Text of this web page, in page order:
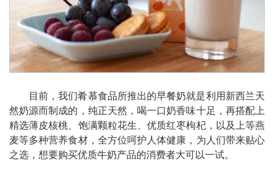
目前，我们肴慕食品所推出的早餐奶就是利用新西兰天
然奶源而制成的，纯正天然，喝一口奶香味十足，再搭配上
精选薄皮核桃、饱满颗粒花生、优质红枣枸杞，以及上等燕
麦等多种营养食材，全方位呵护人体健康，为人们带来贴心
之选，想要购买优质牛奶产品的消费者大可以一试。